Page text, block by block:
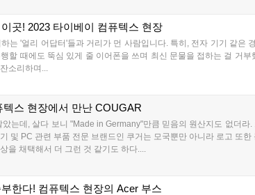
곳! 2023 타이베이 컴퓨텍스 현장
는 '얼리 어답터'들과 거리가 먼 사람입니다. 특히, 전자 기기 같은
할 때에도 뚝심 있게 줄 이어폰을 쓰며 최신 문물을 접하는 걸 거
소리하며...
스 현장에서 만난 COUGAR
는데, 살다 보니 "Made in Germany"만큼 믿음의 원산지도 없더
및 PC 관련 부품 전문 브랜드인 쿠거는 모국뿐만 아니라 로고 또
을 채택해서 더 그런 것 같기도 하다....
한다! 컴퓨텍스 현장의 Acer 부스